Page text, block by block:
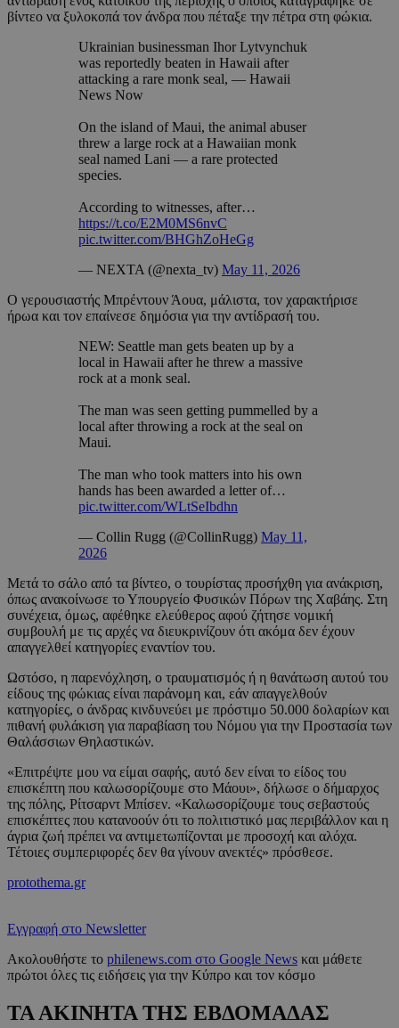
βίντεο να ξυλοκοπά τον άνδρα που πέταξε την πέτρα στη φώκια.
Ukrainian businessman Ihor Lytvynchuk
was reportedly beaten in Hawaii after
attacking a rare monk seal, — Hawaii
News Now
On the island of Maui, the animal abuser
threw a large rock at a Hawaiian monk
seal named Lani — a rare protected
species.
According to witnesses, after…
https://t.co/E2M0MS6nvC
pic.twitter.com/BHGhZoHeGg
— NEXTA (@nexta_tv) May 11, 2026
Ο γερουσιαστής Μπρέντουν Άουα, μάλιστα, τον χαρακτήρισε
ήρωα και τον επαίνεσε δημόσια για την αντίδρασή του.
NEW: Seattle man gets beaten up by a
local in Hawaii after he threw a massive
rock at a monk seal.
The man was seen getting pummelled by a
local after throwing a rock at the seal on
Maui.
The man who took matters into his own
hands has been awarded a letter of…
pic.twitter.com/WLtSeIbdhn
— Collin Rugg (@CollinRugg) May 11,
2026
Μετά το σάλο από τα βίντεο, ο τουρίστας προσήχθη για ανάκριση,
όπως ανακοίνωσε το Υπουργείο Φυσικών Πόρων της Χαβάης. Στη
συνέχεια, όμως, αφέθηκε ελεύθερος αφού ζήτησε νομική
συμβουλή με τις αρχές να διευκρινίζουν ότι ακόμα δεν έχουν
απαγγελθεί κατηγορίες εναντίον του.
Ωστόσο, η παρενόχληση, ο τραυματισμός ή η θανάτωση αυτού του
είδους της φώκιας είναι παράνομη και, εάν απαγγελθούν
κατηγορίες, ο άνδρας κινδυνεύει με πρόστιμο 50.000 δολαρίων και
πιθανή φυλάκιση για παραβίαση του Νόμου για την Προστασία των
Θαλάσσιων Θηλαστικών.
«Επιτρέψτε μου να είμαι σαφής, αυτό δεν είναι το είδος του
επισκέπτη που καλωσορίζουμε στο Μάουι», δήλωσε ο δήμαρχος
της πόλης, Ρίτσαρντ Μπίσεν. «Καλωσορίζουμε τους σεβαστούς
επισκέπτες που κατανοούν ότι το πολιτιστικό μας περιβάλλον και η
άγρια ​​ζωή πρέπει να αντιμετωπίζονται με προσοχή και αλόχα.
Τέτοιες συμπεριφορές δεν θα γίνουν ανεκτές» πρόσθεσε.
protothema.gr
Εγγραφή στο Newsletter
Ακολουθήστε το philenews.com στο Google News και μάθετε
πρώτοι όλες τις ειδήσεις για την Κύπρο και τον κόσμο
ΤΑ ΑΚΙΝΗΤΑ ΤΗΣ ΕΒΔΟΜΑΔΑΣ